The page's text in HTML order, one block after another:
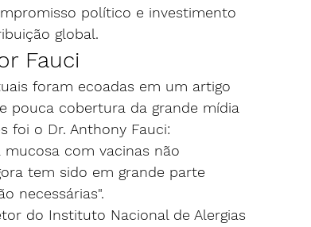
político e investimento
global.
Fauci
foram ecoadas em um artigo
pouca cobertura da grande mídia
foi o Dr. Anthony Fauci:
com vacinas não
tem sido em grande parte
necessárias".
do Instituto Nacional de Alergias